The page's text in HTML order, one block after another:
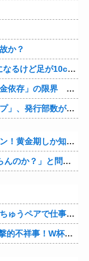
か？
骨延長手術「0.2％の確率で一生歩けない体になるけど足が10cm伸びます」←コスパ良すぎるだろ
【経済】女性の労働力率は北欧並みも「低賃金依存」の限界 団塊世代の完全引退で、企業が迫られる“最後の選択”
かつて６５０万部を誇った「週刊少年ジャンプ」、発行部数が初の100万部割れ
【阪神】暗黒期を知らない新世代の若虎ファン！黄金期しか知らない現代のファン事情と驚きのリアル
【ヤバイ】女部下に「結婚して3年も子供居らんのか？」と問い詰めた結果ｗｗｗｗ 他
旦那の同僚女が旦那の元カノ。なのにしょっちゅうペアで仕事してて遅くまで残業したり二人で出張に行ったり。なんで「今度の出張は一人で行く」って嘘つくのかな
外国人「2002年W杯は?」韓国サッカーに衝撃的不祥事！W杯予選でレフリーへの性的接待発覚！海外騒然！【海外の反応】